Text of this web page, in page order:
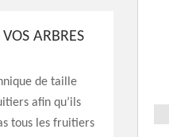
ARBRES
de taille
afin qu’ils
tous les fruitiers